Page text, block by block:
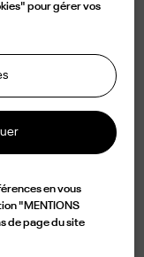
or et un pont vintage, la
mais conçue pour être
à partir d'une seule
pour gérer vos
en vous
"MENTIONS
de page du site